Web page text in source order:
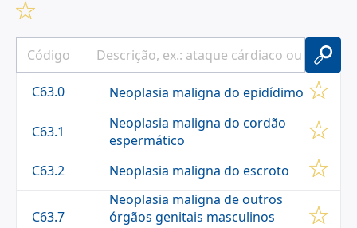
C63.0 Neoplasia maligna do epidídimo
C63.1
Neoplasia maligna do cordão
espermático
C63.2
Neoplasia maligna do escroto
C63.7
Neoplasia maligna de outros
órgãos genitais masculinos